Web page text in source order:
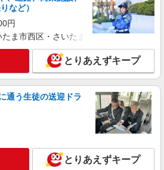
詳細を見る
シール貼り 倉庫内軽作業 オフィスワー
ントスタッフ等
1600円〜1800円（22:00〜翌5:00の深夜手
当で時給UP） ※給与幅は経験・能力による
詳細を見る
など）
円
ま市西区・さいたま市岩槻区・久喜市・
とりあえずキープ
通う生徒の送迎ドラ
とりあえずキープ